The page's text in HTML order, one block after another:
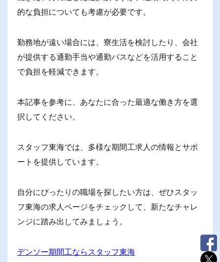
的な負担についても考慮が必要です。
勤務地が遠い場合には、寮生活を検討したり、会社
が提供する通勤手当や通勤バスなどを活用すること
で負担を軽減できます。
本記事を参考に、あなたに合った最適な働き方を選
択してください。
スタッフ東海では、多様な期間工求人の情報とサポ
ートを提供しています。
自分にぴったりの職場を探したい方は、ぜひスタッ
フ東海の求人ページをチェックして、新たなチャレ
ンジに踏み出してみましょう。
デンソー期間工ならスタッフ東海